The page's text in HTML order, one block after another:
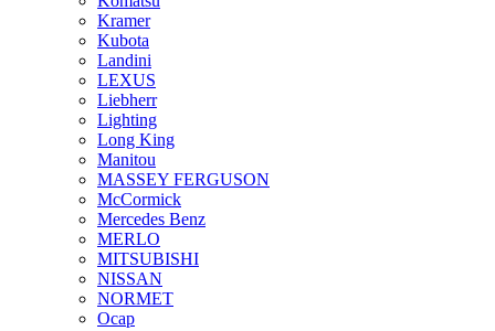
Kramer
Kubota
Landini
LEXUS
Liebherr
Lighting
Long King
Manitou
MASSEY FERGUSON
McCormick
Mercedes Benz
MERLO
MITSUBISHI
NISSAN
NORMET
Ocap